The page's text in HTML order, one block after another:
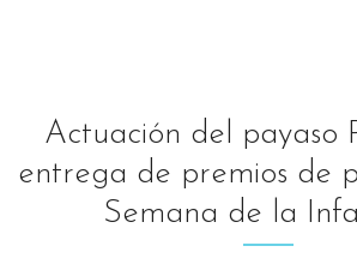
Actuación del payaso
entrega de premios de
Semana de la